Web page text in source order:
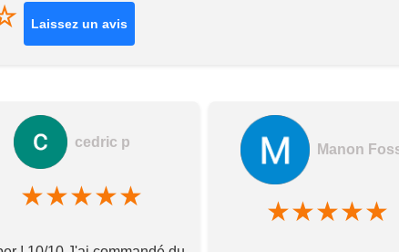
Laissez un avis
cedric p
★★★★★
Manon
★★★★★